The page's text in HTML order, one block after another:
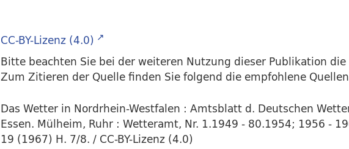
CC-BY-Lizenz (4.0)
Bitte beachten Sie bei der weiteren Nutzung dieser Publikation
Zum Zitieren der Quelle finden Sie folgend die empfohlene
Das Wetter in Nordrhein-Westfalen : Amtsblatt d. Deutschen
Essen. Mülheim, Ruhr : Wetteramt, Nr. 1.1949 - 80.1954; 1956 -
19 (1967) H. 7/8. / CC-BY-Lizenz (4.0)